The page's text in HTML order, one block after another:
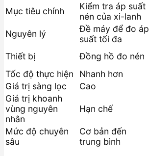
Mục tiêu chính
Kiểm tra áp suất
nén của xi-lanh
Nguyên lý
Đề máy để đo áp
suất tối đa
Thiết bị
Đồng hồ đo nén
Tốc độ thực hiện
Nhanh hơn
Giá trị sàng lọc
Cao
Giá trị khoanh
vùng nguyên
nhân
Hạn chế
Mức độ chuyên
sâu
Cơ bản đến
trung bình